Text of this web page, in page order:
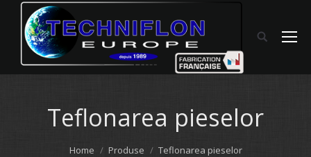
Teflonarea pieselor
You are here:Home Produse Teflonarea pieselor